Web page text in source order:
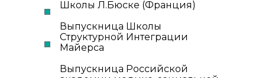
Школы Л.Бюске (Франция)
Выпускница Школы
Структурной Интеграции
Майерса
Выпускница Российской